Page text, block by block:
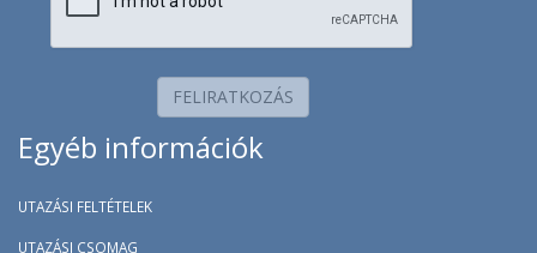
FELIRATKOZÁS
Egyéb információk
UTAZÁSI FELTÉTELEK
UTAZÁSI CSOMAG